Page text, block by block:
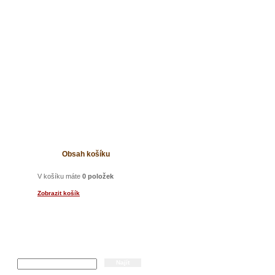
Obsah košíku
V košíku máte 0 položek
Zobrazit košík